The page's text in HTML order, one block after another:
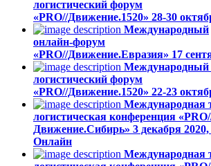
логистический форум
«PRO//Движение.1520» 28-30
Международный
онлайн-форум
«PRO//Движение.Евразия» 17
Международный
логистический форум
«PRO//Движение.1520» 22-23
Международная
логистическая конференция
Движение.Сибирь» 3 декабря
Онлайн
Международная